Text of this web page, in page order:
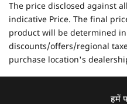
The price disclosed against
indicative Price. The final
product will be determined
discounts/offers/regional
purchase location's
हमें